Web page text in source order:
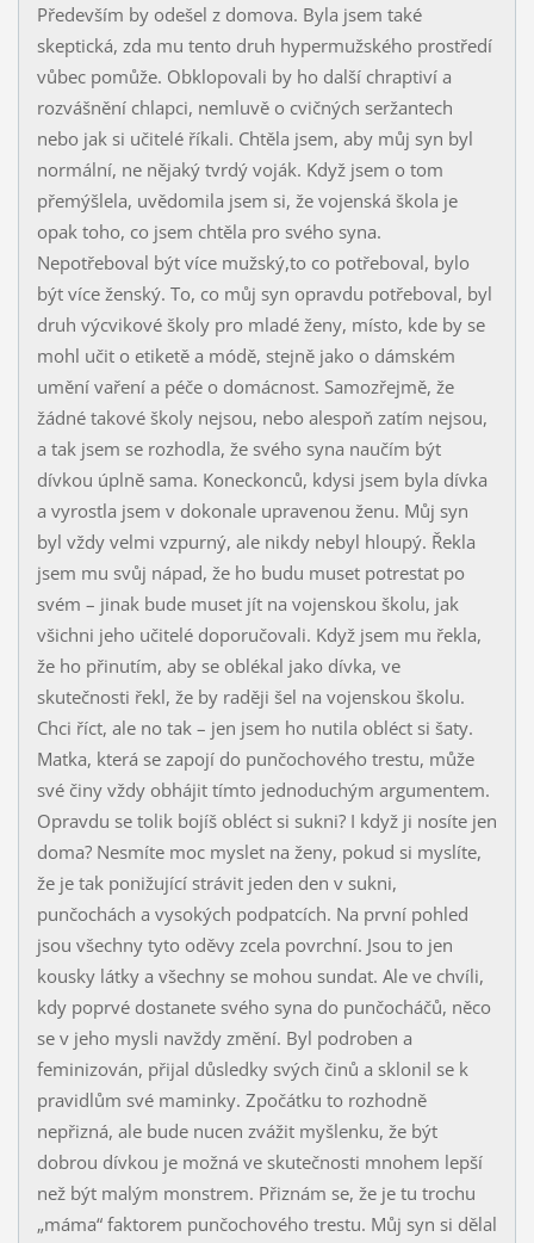
Především by odešel z domova. Byla jsem také
skeptická, zda mu tento druh hypermužského prostředí
vůbec pomůže. Obklopovali by ho další chraptiví a
rozvášnění chlapci, nemluvě o cvičných seržantech
nebo jak si učitelé říkali. Chtěla jsem, aby můj syn byl
normální, ne nějaký tvrdý voják. Když jsem o tom
přemýšlela, uvědomila jsem si, že vojenská škola je
opak toho, co jsem chtěla pro svého syna.
Nepotřeboval být více mužský,to co potřeboval, bylo
být více ženský. To, co můj syn opravdu potřeboval, byl
druh výcvikové školy pro mladé ženy, místo, kde by se
mohl učit o etiketě a módě, stejně jako o dámském
umění vaření a péče o domácnost. Samozřejmě, že
žádné takové školy nejsou, nebo alespoň zatím nejsou,
a tak jsem se rozhodla, že svého syna naučím být
dívkou úplně sama. Koneckonců, kdysi jsem byla dívka
a vyrostla jsem v dokonale upravenou ženu. Můj syn
byl vždy velmi vzpurný, ale nikdy nebyl hloupý. Řekla
jsem mu svůj nápad, že ho budu muset potrestat po
svém – jinak bude muset jít na vojenskou školu, jak
všichni jeho učitelé doporučovali. Když jsem mu řekla,
že ho přinutím, aby se oblékal jako dívka, ve
skutečnosti řekl, že by raději šel na vojenskou školu.
Chci říct, ale no tak – jen jsem ho nutila obléct si šaty.
Matka, která se zapojí do punčochového trestu, může
své činy vždy obhájit tímto jednoduchým argumentem.
Opravdu se tolik bojíš obléct si sukni? I když ji nosíte jen
doma? Nesmíte moc myslet na ženy, pokud si myslíte,
že je tak ponižující strávit jeden den v sukni,
punčochách a vysokých podpatcích. Na první pohled
jsou všechny tyto oděvy zcela povrchní. Jsou to jen
kousky látky a všechny se mohou sundat. Ale ve chvíli,
kdy poprvé dostanete svého syna do punčocháčů, něco
se v jeho mysli navždy změní. Byl podroben a
feminizován, přijal důsledky svých činů a sklonil se k
pravidlům své maminky. Zpočátku to rozhodně
nepřizná, ale bude nucen zvážit myšlenku, že být
dobrou dívkou je možná ve skutečnosti mnohem lepší
než být malým monstrem. Přiznám se, že je tu trochu
„máma“ faktorem punčochového trestu. Můj syn si dělal